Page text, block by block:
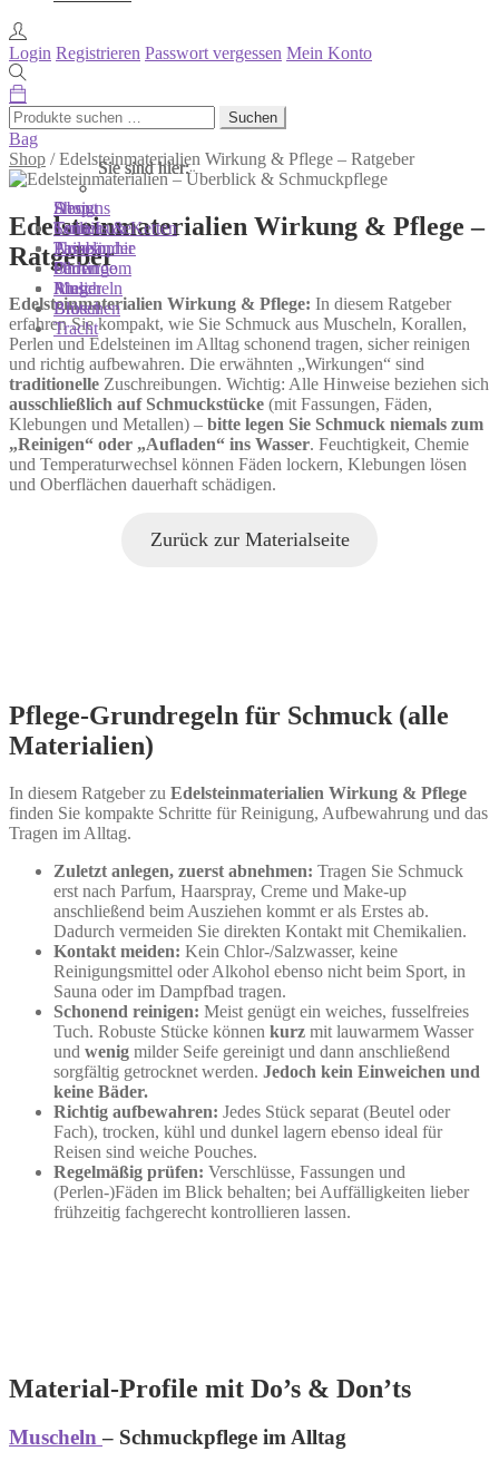
Login Registrieren Passwort vergessen Mein Konto
Suchen
nach:
Suchen
Bag
Shop /Edelsteinmaterialien Wirkung & Pflege – Ratgeber
Edelsteinmaterialien Wirkung & Pflege –
Ratgeber
Edelsteinmaterialien Wirkung & Pflege: In diesem Ratgeber
erfahren Sie kompakt, wie Sie Schmuck aus Muscheln, Korallen,
Perlen und Edelsteinen im Alltag schonend tragen, sicher reinigen
und richtig aufbewahren. Die erwähnten „Wirkungen“ sind
traditionelle Zuschreibungen. Wichtig: Alle Hinweise beziehen sich
ausschließlich auf Schmuckstücke (mit Fassungen, Fäden,
Klebungen und Metallen) – bitte legen Sie Schmuck niemals zum
„Reinigen“ oder „Aufladen“ ins Wasser. Feuchtigkeit, Chemie
und Temperaturwechsel können Fäden lockern, Klebungen lösen
und Oberflächen dauerhaft schädigen.
Zurück zur Materialseite
Pflege‑Grundregeln für Schmuck (alle
Materialien)
In diesem Ratgeber zu Edelsteinmaterialien Wirkung & Pflege
finden Sie kompakte Schritte für Reinigung, Aufbewahrung und das
Tragen im Alltag.
Zuletzt anlegen, zuerst abnehmen: Tragen Sie Schmuck
erst nach Parfum, Haarspray, Creme und Make‑up
anschließend beim Ausziehen kommt er als Erstes ab.
Dadurch vermeiden Sie direkten Kontakt mit Chemikalien.
Kontakt meiden: Kein Chlor‑/Salzwasser, keine
Reinigungsmittel oder Alkohol ebenso nicht beim Sport, in
Sauna oder im Dampfbad tragen.
Schonend reinigen: Meist genügt ein weiches, fusselfreies
Tuch. Robuste Stücke können kurz mit lauwarmem Wasser
und wenig milder Seife gereinigt und dann anschließend
sorgfältig getrocknet werden. Jedoch kein Einweichen und
keine Bäder.
Richtig aufbewahren: Jedes Stück separat (Beutel oder
Fach), trocken, kühl und dunkel lagern ebenso ideal für
Reisen sind weiche Pouches.
Regelmäßig prüfen: Verschlüsse, Fassungen und
(Perlen‑)Fäden im Blick behalten; bei Auffälligkeiten lieber
frühzeitig fachgerecht kontrollieren lassen.
Material‑Profile mit Do’s & Don’ts
Muscheln– Schmuckpflege im Alltag
Sie sind hier:
Shop
Colliers & Ketten
Armbänder
Ohrringe
Ringe
Broschen
Sie sind hier:
Designs
Terra Luxe
Tasseln
Perlen
Muscheln
Blüten
Tracht
Sie sind hier:
About
Sonnia
Philosophie
Showroom
Atelier